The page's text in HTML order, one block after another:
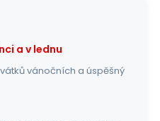
a v lednu
vánočních a úspěšný